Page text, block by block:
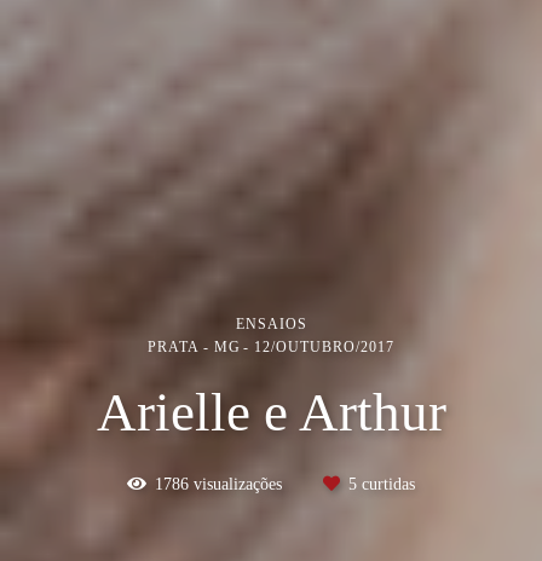
ENSAIOS
PRATA - MG
12/OUTUBRO/2017
Arielle e Arthur
1786 visualizações 5 curtidas